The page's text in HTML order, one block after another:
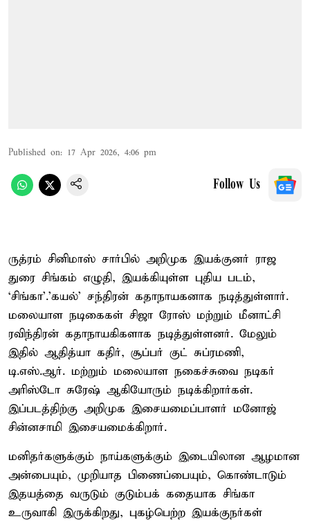
Published on: 17 Apr 2026, 4:06 pm
Follow Us
ருத்ரம் சினிமாஸ் சார்பில் அறிமுக இயக்குனர் ராஜ
துரை சிங்கம் எழுதி, இயக்கியுள்ள புதிய படம்,
‘சிங்கா’.'கயல்' சந்திரன் கதாநாயகனாக நடித்துள்ளார்.
மலையாள நடிகைகள் சிஜா ரோஸ் மற்றும் மீனாட்சி
ரவிந்திரன் கதாநாயகிகளாக நடித்துள்ளனர். மேலும்
இதில் ஆதித்யா கதிர், சூப்பர் குட் சுப்ரமணி,
டி.எஸ்.ஆர். மற்றும் மலையாள நகைச்சுவை நடிகர்
அரிஸ்டோ சுரேஷ் ஆகியோரும் நடிக்கிறார்கள்.
இப்படத்திற்கு அறிமுக இசையமைப்பாளர் மனோஜ்
சின்னசாமி இசையமைக்கிறார்.
மனிதர்களுக்கும் நாய்களுக்கும் இடையிலான ஆழமான
அன்பையும், முறியாத பிணைப்பையும், கொண்டாடும்
இதயத்தை வருடும் குடும்பக் கதையாக சிங்கா
உருவாகி இருக்கிறது, புகழ்பெற்ற இயக்குநர்கள்